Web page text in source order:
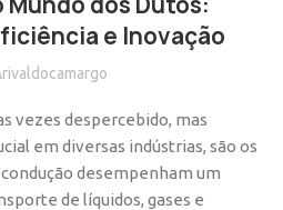
e Inovação
vezes despercebido, mas
em diversas indústrias, são os
desempenham um
de líquidos, gases e